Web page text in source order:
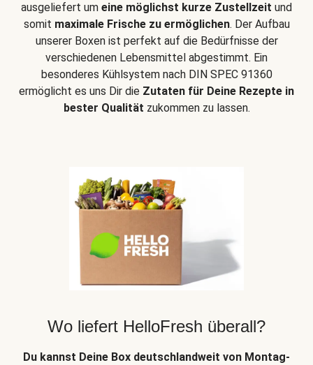
ausgeliefert um eine möglichst kurze Zustellzeit und
somit maximale Frische zu ermöglichen. Der Aufbau
unserer Boxen ist perfekt auf die Bedürfnisse der
verschiedenen Lebensmittel abgestimmt. Ein
besonderes Kühlsystem nach DIN SPEC 91360
ermöglicht es uns Dir die Zutaten für Deine Rezepte in
bester Qualität zukommen zu lassen.
Wo liefert HelloFresh überall?
Du kannst Deine Box deutschlandweit von Montag-